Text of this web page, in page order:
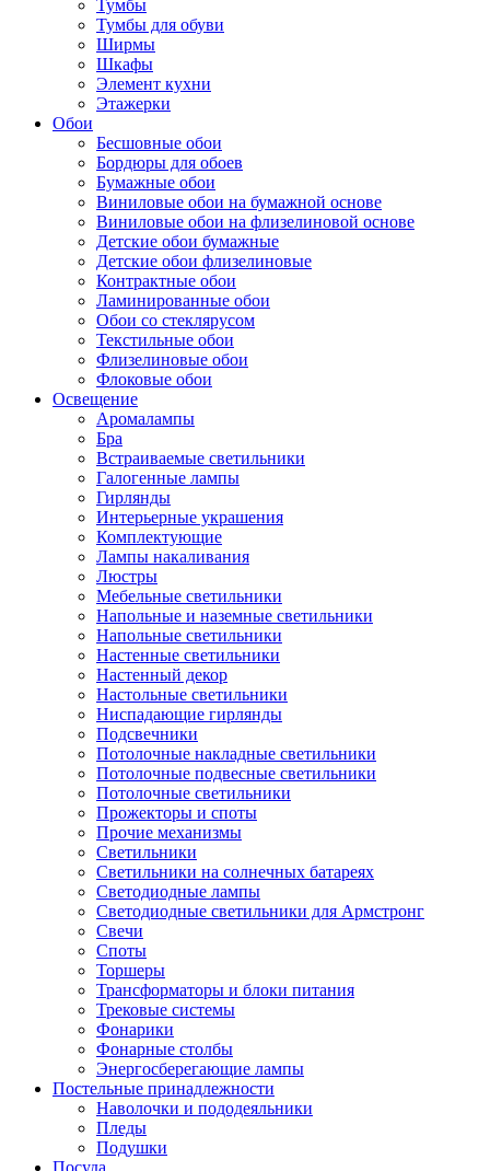
Тумбы
Тумбы для обуви
Ширмы
Шкафы
Элемент кухни
Этажерки
Обои
Бесшовные обои
Бордюры для обоев
Бумажные обои
Виниловые обои на бумажной основе
Виниловые обои на флизелиновой основе
Детские обои бумажные
Детские обои флизелиновые
Контрактные обои
Ламинированные обои
Обои со стеклярусом
Текстильные обои
Флизелиновые обои
Флоковые обои
Освещение
Аромалампы
Бра
Встраиваемые светильники
Галогенные лампы
Гирлянды
Интерьерные украшения
Комплектующие
Лампы накаливания
Люстры
Мебельные светильники
Напольные и наземные светильники
Напольные светильники
Настенные светильники
Настенный декор
Настольные светильники
Ниспадающие гирлянды
Подсвечники
Потолочные накладные светильники
Потолочные подвесные светильники
Потолочные светильники
Прожекторы и споты
Прочие механизмы
Светильники
Светильники на солнечных батареях
Светодиодные лампы
Светодиодные светильники для Армстронг
Свечи
Споты
Торшеры
Трансформаторы и блоки питания
Трековые системы
Фонарики
Фонарные столбы
Энергосберегающие лампы
Постельные принадлежности
Наволочки и пододеяльники
Пледы
Подушки
Посуда